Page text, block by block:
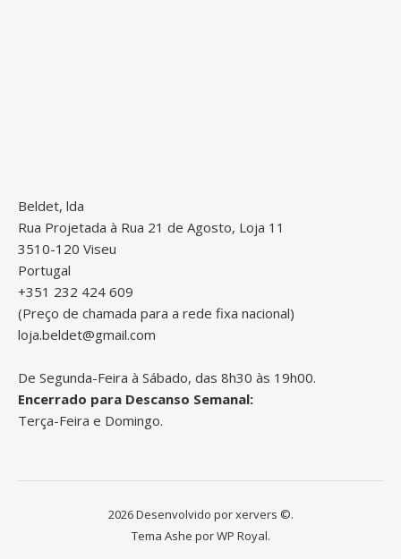
Beldet, lda
Rua Projetada à Rua 21 de Agosto, Loja 11
3510-120 Viseu
Portugal
+351 232 424 609
(Preço de chamada para a rede fixa nacional)
loja.beldet@gmail.com
De Segunda-Feira à Sábado, das 8h30 às 19h00.
Encerrado para Descanso Semanal:
Terça-Feira e Domingo.
2026 Desenvolvido porxervers ©.
Tema Ashe porWP Royal.